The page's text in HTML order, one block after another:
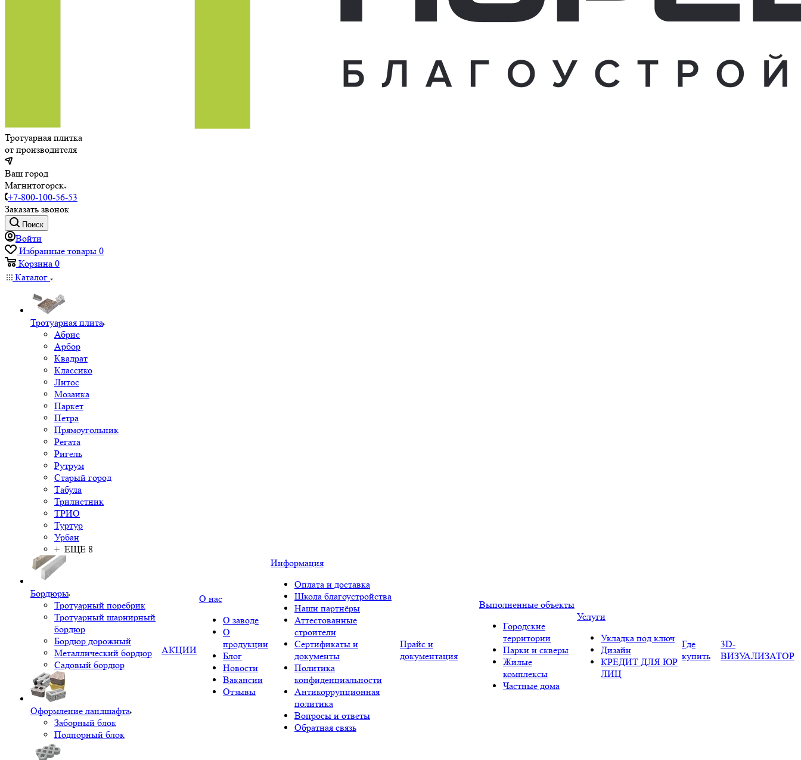
Тротуарная плитка
от производителя
Ваш город
Магнитогорск
+7-800-100-56-53
Заказать звонок
Поиск
Войти
Избранные товары 0
Корзина 0
Каталог
Тротуарная плита
Абрис
Арбор
Квадрат
Классико
Литос
Мозаика
Паркет
Петра
Прямоугольник
Регата
Ригель
Рутрум
Старый город
Табула
Трилистник
ТРИО
Туртур
Урбан
+ ЕЩЕ 8
Бордюры
Тротуарный поребрик
Тротуарный шарнирный
бордюр
Бордюр дорожный
Металлический бордюр
Садовый бордюр
Оформление ландшафта
Заборный блок
Подпорный блок
АКЦИИ
О нас
О заводе
О
продукции
Блог
Новости
Вакансии
Отзывы
Информация
Оплата и доставка
Школа благоустройства
Наши партнёры
Аттестованные
строители
Сертификаты и
документы
Политика
конфиденциальности
Антикоррупционная
политика
Вопросы и ответы
Обратная связь
Прайс и
документация
Выполненные объекты
Городские
территории
Парки и скверы
Жилые
комплексы
Частные дома
Услуги
Укладка под ключ
Дизайн
КРЕДИТ ДЛЯ ЮР
ЛИЦ
Где
купить
3D-
ВИЗУАЛИЗАТОР